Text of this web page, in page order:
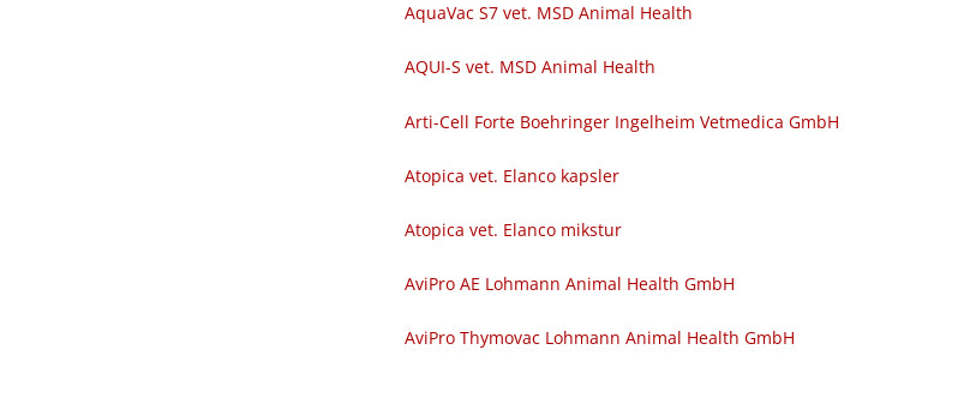
AquaVac S7 vet. MSD Animal Health
AQUI-S vet. MSD Animal Health
Arti-Cell Forte Boehringer Ingelheim Vetmedica GmbH
Atopica vet. Elanco kapsler
Atopica vet. Elanco mikstur
AviPro AE Lohmann Animal Health GmbH
AviPro Thymovac Lohmann Animal Health GmbH